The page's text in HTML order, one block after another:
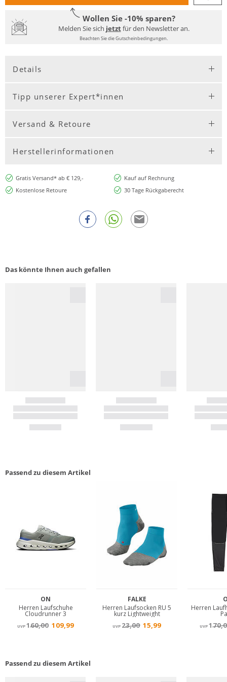
Wollen Sie -10% sparen?
Melden Sie sich jetztfür den Newsletter an.
Beachten Sie die Gutscheinbedingungen.
Details
Tipp unserer Expert*innen
Versand & Retoure
Herstellerinformationen
Gratis Versand* ab € 129,-
Kauf auf Rechnung
Kostenlose Retoure
30 Tage Rückgaberecht
Das könnte Ihnen auch gefallen
Passend zu diesem Artikel
Passend zu diesem Artikel